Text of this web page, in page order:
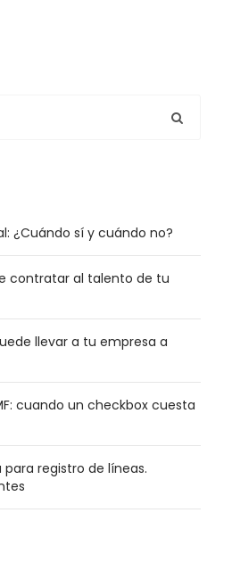
¿Cuándo sí y cuándo no?
contratar al talento de tu
llevar a tu empresa a
cuando un checkbox cuesta
registro de líneas.